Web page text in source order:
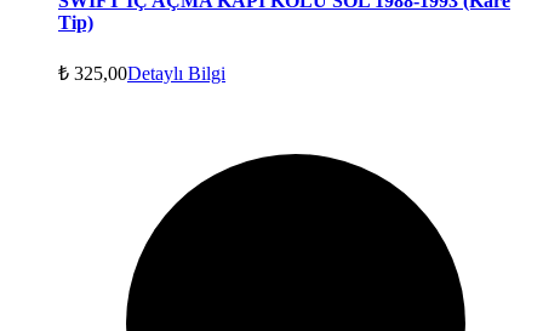
Tip)
₺ 325,00Detaylı Bilgi